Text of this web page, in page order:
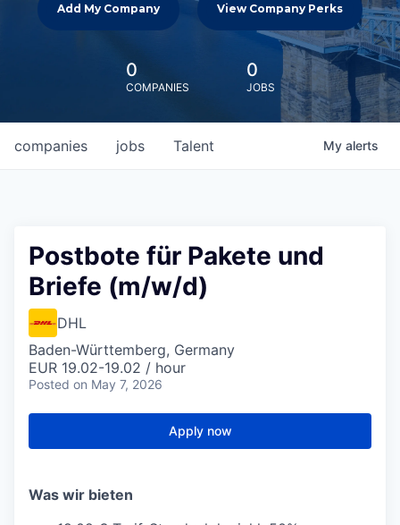
Add My Company View Company Perks
0
COMPANIES
0
JOBS
jobs
companies Talent My alerts
Postbote für Pakete und
Briefe (m/w/d)
DHL
Baden-Württemberg, Germany
EUR 19.02-19.02 / hour
Posted on May 7, 2026
Apply now
Was wir bieten